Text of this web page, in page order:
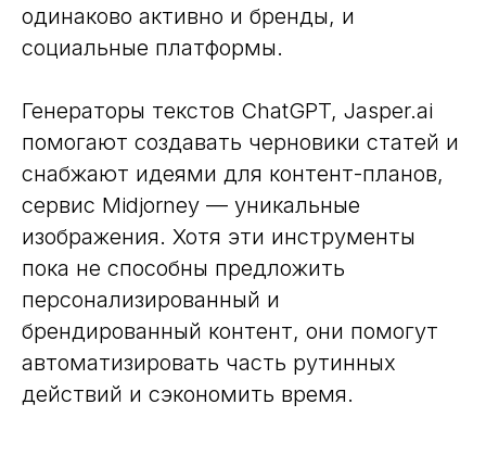
одинаково активно и бренды, и
социальные платформы.
Генераторы текстов ChatGPT, Jasper.ai
помогают создавать черновики статей и
снабжают идеями для контент-планов,
сервис Midjorney — уникальные
изображения. Хотя эти инструменты
пока не способны предложить
персонализированный и
брендированный контент, они помогут
автоматизировать часть рутинных
действий и сэкономить время.